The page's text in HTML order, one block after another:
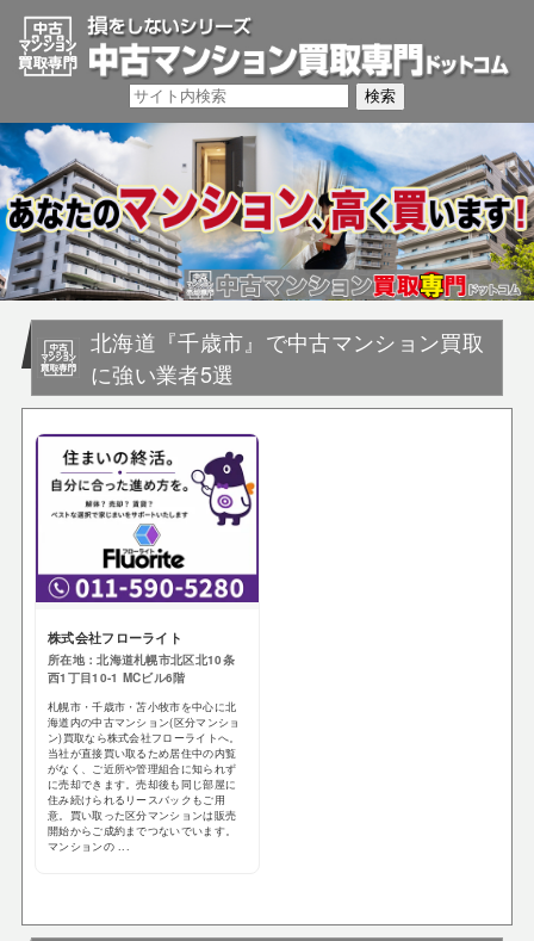
北海道『千歳市』で中古マンション買取
に強い業者5選
株式会社フローライト
所在地：北海道札幌市北区北10条
西1丁目10-1 MCビル6階
札幌市・千歳市・苫小牧市を中心に北
海道内の中古マンション(区分マンショ
ン)買取なら株式会社フローライトへ。
当社が直接買い取るため居住中の内覧
がなく、ご近所や管理組合に知られず
に売却できます。売却後も同じ部屋に
住み続けられるリースバックもご用
意。買い取った区分マンションは販売
開始からご成約までつないでいます。
マンションの ...